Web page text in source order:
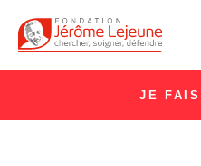
JE FAIS